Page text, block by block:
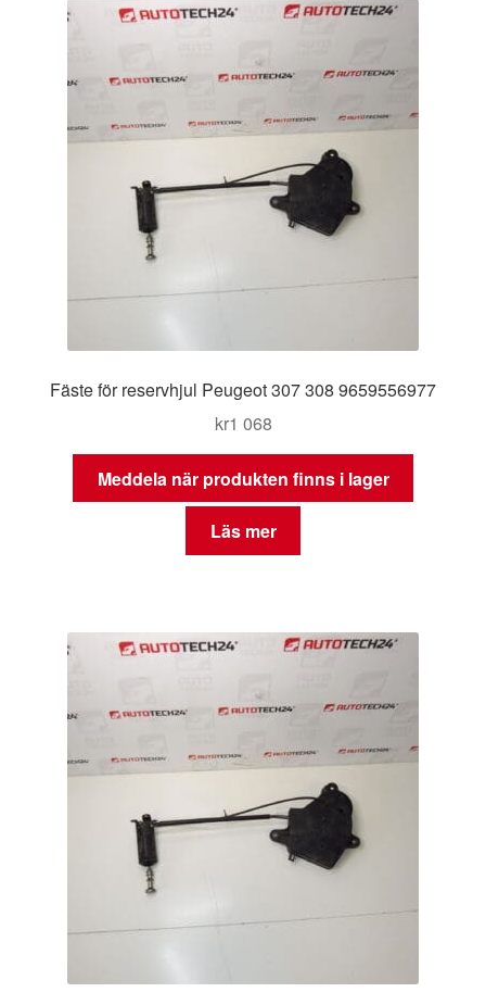
Fäste för reservhjul Peugeot 307 308 9659556977
kr1 068
Meddela när produkten finns i lager
Läs mer